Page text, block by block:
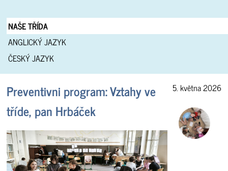
NAŠE TŘÍDA
ANGLICKÝ JAZYK
ČESKÝ JAZYK
Preventivni program: Vztahy ve
tříde, pan Hrbáček
5. května 2026